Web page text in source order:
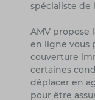
spécialiste de
AMV propose
en ligne vous
couverture
certaines
déplacer en
pour être